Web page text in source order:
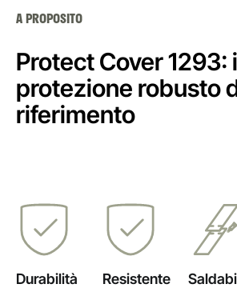
A PROPOSITO
Protect Cover 1293:
protezione robusto
riferimento
Durabilità Resistente